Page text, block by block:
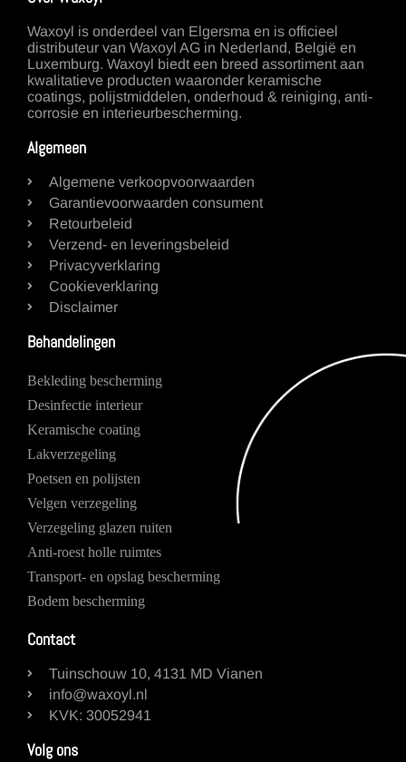
Waxoyl is onderdeel van Elgersma en is officieel
distributeur van Waxoyl AG in Nederland, België en
Luxemburg. Waxoyl biedt een breed assortiment aan
kwalitatieve producten waaronder keramische
coatings, polijstmiddelen, onderhoud & reiniging, anti-
corrosie en interieurbescherming.
Algemeen
Algemene verkoopvoorwaarden
Garantievoorwaarden consument
Retourbeleid
Verzend- en leveringsbeleid
Privacyverklaring
Cookieverklaring
Disclaimer
Behandelingen
Bekleding bescherming
Desinfectie interieur
Keramische coating
Lakverzegeling
Poetsen en polijsten
Velgen verzegeling
Verzegeling glazen ruiten
Anti-roest holle ruimtes
Transport- en opslag bescherming
Bodem bescherming
Contact
Tuinschouw 10, 4131 MD Vianen
info@waxoyl.nl
KVK: 30052941
Volg ons